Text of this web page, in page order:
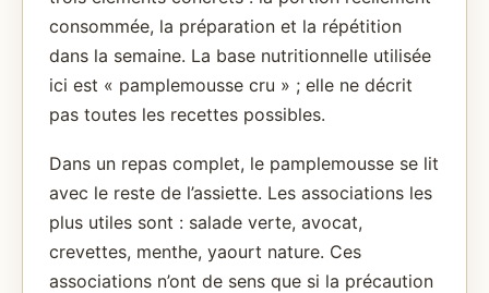
consommée, la préparation et la répétition
dans la semaine. La base nutritionnelle utilisée
ici est « pamplemousse cru » ; elle ne décrit
pas toutes les recettes possibles.
Dans un repas complet, le pamplemousse se lit
avec le reste de l’assiette. Les associations les
plus utiles sont : salade verte, avocat,
crevettes, menthe, yaourt nature. Ces
associations n’ont de sens que si la précaution